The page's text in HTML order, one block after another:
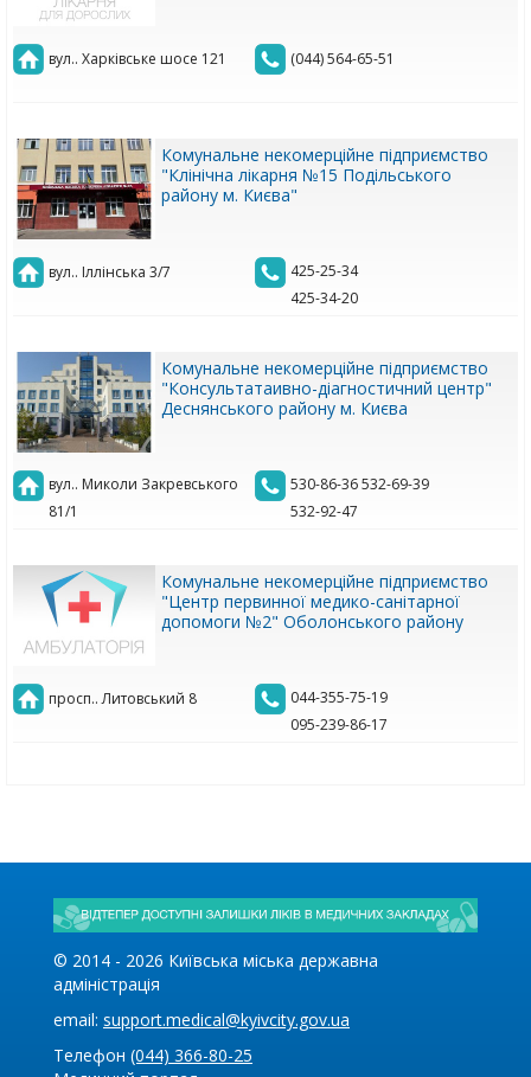
вул.. Харківське шосе 121 (044) 564-65-51
Комунальне некомерційне підприємство
"Клінічна лікарня №15 Подільського
району м. Києва"
вул.. Іллінська 3/7
425-25-34
425-34-20
Комунальне некомерційне підприємство
"Консультатаивно-діагностичний центр"
Деснянського району м. Києва
вул.. Миколи Закревського
81/1
530-86-36 532-69-39
532-92-47
Комунальне некомерційне підприємство
"Центр первинної медико-санітарної
допомоги №2" Оболонського району
просп.. Литовський 8
044-355-75-19
095-239-86-17
© 2014 - 2026 Київська міська державна
адміністрація
email: support.medical@kyivcity.gov.ua
Телефон (044) 366-80-25